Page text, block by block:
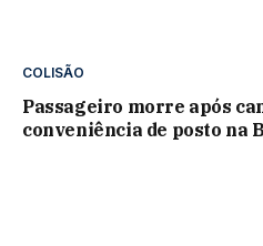
COLISÃO
Passageiro morre após
conveniência de posto na